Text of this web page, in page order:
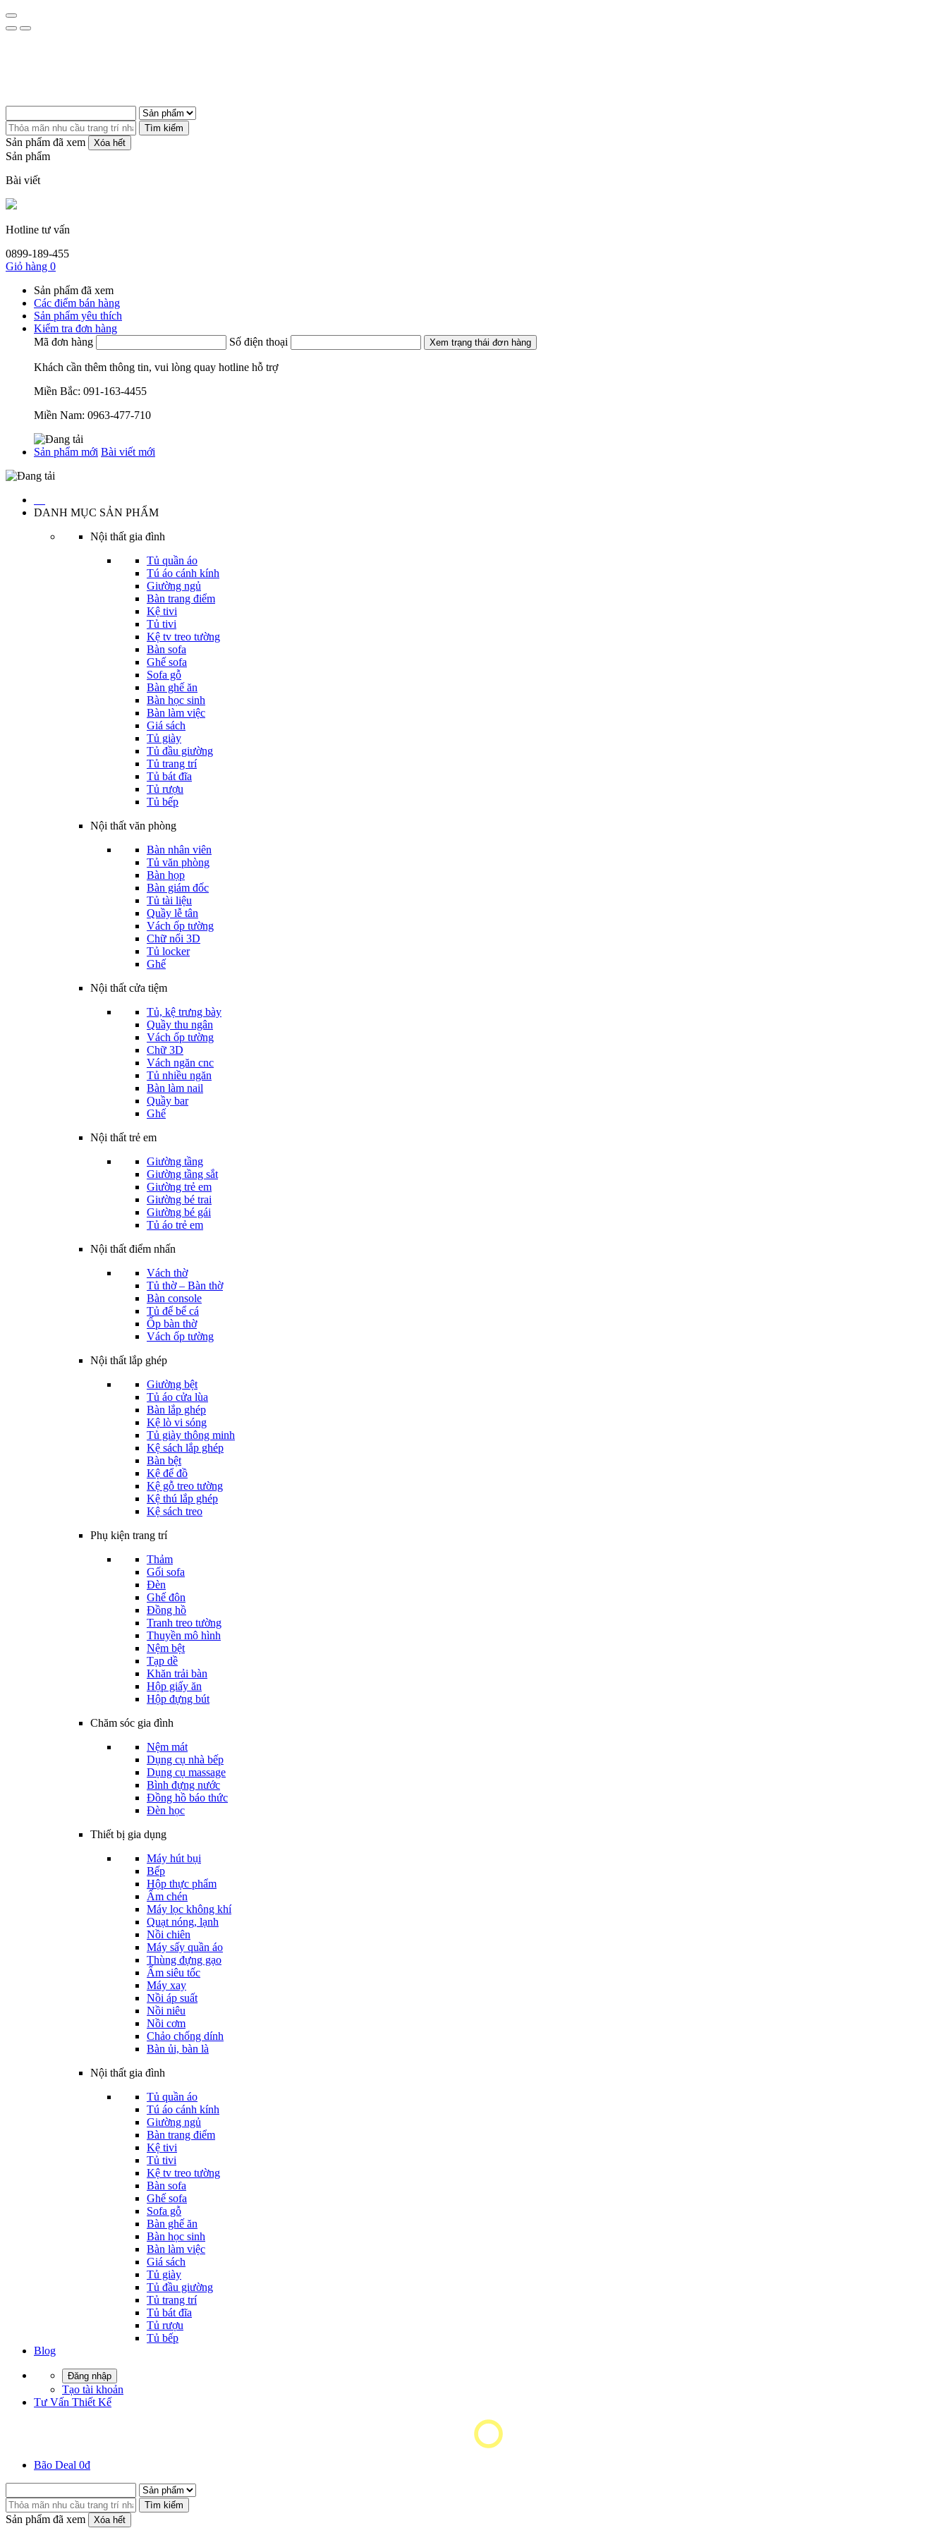
Tìm kiếm
Sản phẩm đã xem Xóa hết
Sản phẩm
Bài viết
Hotline tư vấn
0899-189-455
Giỏ hàng 0
Sản phẩm đã xem
Các điểm bán hàng
Sản phẩm yêu thích
Kiểm tra đơn hàng
Mã đơn hàng
Số điện thoại Xem trạng thái đơn hàng
Khách cần thêm thông tin, vui lòng quay hotline hỗ trợ
Miền Bắc: 091-163-4455
Miền Nam: 0963-477-710
Sản phẩm mới Bài viết mới
DANH MỤC SẢN PHẨM
Nội thất gia đình
Tủ quần áo
Tú áo cánh kính
Giường ngủ
Bàn trang điểm
Kệ tivi
Tủ tivi
Kệ tv treo tường
Bàn sofa
Ghế sofa
Sofa gỗ
Bàn ghế ăn
Bàn học sinh
Bàn làm việc
Giá sách
Tủ giày
Tủ đầu giường
Tủ trang trí
Tủ bát đĩa
Tủ rượu
Tủ bếp
Nội thất văn phòng
Bàn nhân viên
Tủ văn phòng
Bàn họp
Bàn giám đốc
Tủ tài liệu
Quầy lễ tân
Vách ốp tường
Chữ nổi 3D
Tủ locker
Ghế
Nội thất cửa tiệm
Tủ, kệ trưng bày
Quầy thu ngân
Vách ốp tường
Chữ 3D
Vách ngăn cnc
Tủ nhiều ngăn
Bàn làm nail
Quầy bar
Ghế
Nội thất trẻ em
Giường tầng
Giường tầng sắt
Giường trẻ em
Giường bé trai
Giường bé gái
Tủ áo trẻ em
Nội thất điểm nhấn
Vách thờ
Tủ thờ – Bàn thờ
Bàn console
Tủ để bể cá
Ốp bàn thờ
Vách ốp tường
Nội thất lắp ghép
Giường bệt
Tủ áo cửa lùa
Bàn lắp ghép
Kệ lò vi sóng
Tủ giày thông minh
Kệ sách lắp ghép
Bàn bệt
Kệ để đồ
Kệ gỗ treo tường
Kệ thú lắp ghép
Kệ sách treo
Phụ kiện trang trí
Thảm
Gối sofa
Đèn
Ghế đôn
Đồng hồ
Tranh treo tường
Thuyền mô hình
Nệm bệt
Tạp dề
Khăn trải bàn
Hộp giấy ăn
Hộp đựng bút
Chăm sóc gia đình
Nệm mát
Dụng cụ nhà bếp
Dụng cụ massage
Bình đựng nước
Đồng hồ báo thức
Đèn học
Thiết bị gia dụng
Máy hút bụi
Bếp
Hộp thực phẩm
Ấm chén
Máy lọc không khí
Quạt nóng, lạnh
Nồi chiên
Máy sấy quần áo
Thùng đựng gạo
Ấm siêu tốc
Máy xay
Nồi áp suất
Nồi niêu
Nồi cơm
Chảo chống dính
Bàn ủi, bàn là
Nội thất gia đình
Tủ quần áo
Tú áo cánh kính
Giường ngủ
Bàn trang điểm
Kệ tivi
Tủ tivi
Kệ tv treo tường
Bàn sofa
Ghế sofa
Sofa gỗ
Bàn ghế ăn
Bàn học sinh
Bàn làm việc
Giá sách
Tủ giày
Tủ đầu giường
Tủ trang trí
Tủ bát đĩa
Tủ rượu
Tủ bếp
Blog
Đăng nhập
Tạo tài khoản
Tư Vấn Thiết Kế
Bão Deal 0đ
Tìm kiếm
Sản phẩm đã xem Xóa hết